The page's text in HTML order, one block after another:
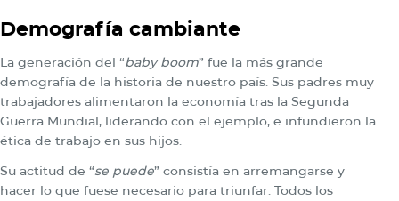
Demografía cambiante
La generación del “baby boom” fue la más grande
demografía de la historia de nuestro país. Sus padres muy
trabajadores alimentaron la economía tras la Segunda
Guerra Mundial, liderando con el ejemplo, e infundieron la
ética de trabajo en sus hijos.
Su actitud de “se puede” consistía en arremangarse y
hacer lo que fuese necesario para triunfar. Todos los